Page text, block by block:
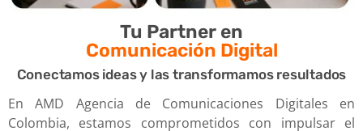
Tu Partner en
Comunicación Digital
Conectamos ideas y las transformamos resultados
EnAMD Agencia de Comunicaciones Digitales en
Colombia, estamos comprometidos con impulsar el